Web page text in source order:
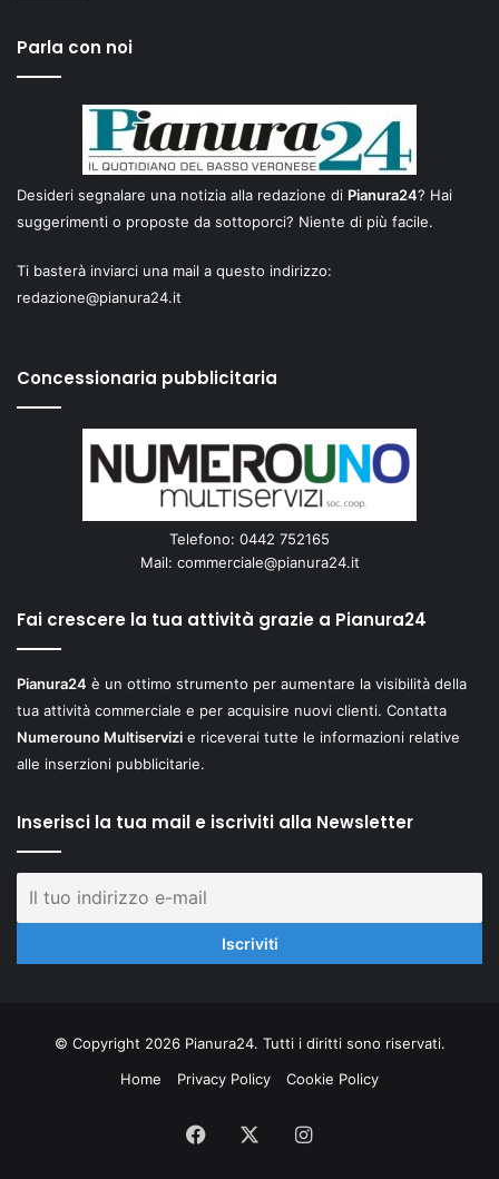
Parla con noi
Desideri segnalare una notizia alla redazione di Pianura24? Hai
suggerimenti o proposte da sottoporci? Niente di più facile.
Ti basterà inviarci una mail a questo indirizzo:
redazione@pianura24.it
Concessionaria pubblicitaria
Telefono: 0442 752165
Mail: commerciale@pianura24.it
Fai crescere la tua attività grazie a Pianura24
Pianura24 è un ottimo strumento per aumentare la visibilità della
tua attività commerciale e per acquisire nuovi clienti. Contatta
Numerouno Multiservizi e riceverai tutte le informazioni relative
alle inserzioni pubblicitarie.
Inserisci la tua mail e iscriviti alla Newsletter
© Copyright 2026 Pianura24. Tutti i diritti sono riservati.
Home
Privacy Policy Cookie Policy
Facebook Instagram